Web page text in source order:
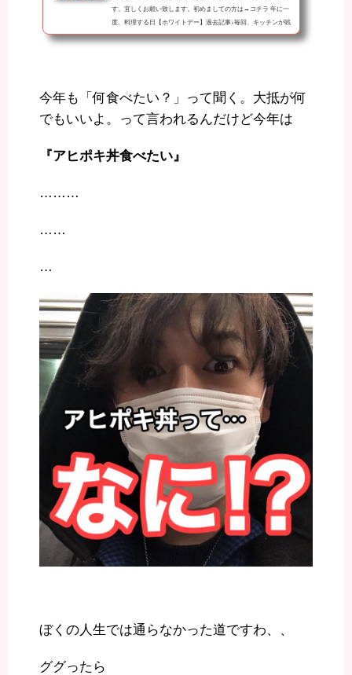
す。宜しくお願い致します。初めましての方は→コチラ 年に一
度、料理する日【ホワイトデー】過去記事↓毎回、キッチンが戦
場になります。 3月19日。今更かよ感ありますが、買い物から完
てきます』の一言...
今年も「何食べたい？」って聞く。大抵が何
でもいいよ。って言われるんだけど今年は
『アヒポキ丼食べたい』
………
……
…
ぼくの人生では通らなかった道ですわ、、
ググったら